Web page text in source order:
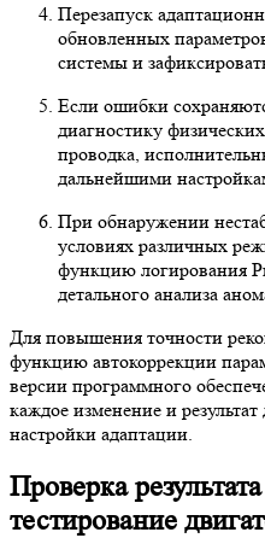
Перезапуск
обновленных
системы и
Если ошибки
диагностику
проводка,
дальнейшими
При обнаружении
условиях различных
функцию логирования
детального анализа
Для повышения точности
функцию автокоррекции
версии программного
каждое изменение и
настройки адаптации.
Проверка
тестирование